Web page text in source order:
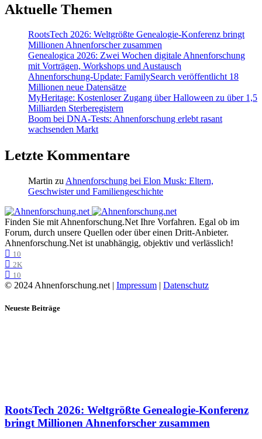
Aktuelle Themen
RootsTech 2026: Weltgrößte Genealogie-Konferenz bringt
Millionen Ahnenforscher zusammen
Genealogica 2026: Zwei Wochen digitale Ahnenforschung
mit Vorträgen, Workshops und Austausch
Ahnenforschung-Update: FamilySearch veröffentlicht 18
Millionen neue Datensätze
MyHeritage: Kostenloser Zugang über Halloween zu über 1,5
Milliarden Sterberegistern
Boom bei DNA-Tests: Ahnenforschung erlebt rasant
wachsenden Markt
Letzte Kommentare
Martin zu Ahnenforschung bei Elon Musk: Eltern,
Geschwister und Familiengeschichte
Finden Sie mit Ahnenforschung.Net Ihre Vorfahren. Egal ob im
Forum, durch unsere Quellen oder über einen Dritt-Anbieter.
Ahnenforschung.Net ist unabhängig, objektiv und verlässlich!
10
2K
10
© 2024 Ahnenforschung.net | Impressum | Datenschutz
Neueste Beiträge
RootsTech 2026: Weltgrößte Genealogie-Konferenz
bringt Millionen Ahnenforscher zusammen